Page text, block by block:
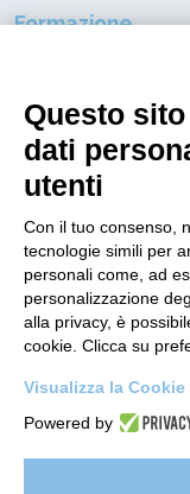
Formazione
Resta
Nome
Indirizzo E-mail
Ho letto
acconsentire al
la newsletter.
Questo
dati
utenti
Con il tuo consenso,
tecnologie simili per
personali come, ad
personalizzazione
alla privacy, è
cookie. Clicca su
Visualizza la
Powered by